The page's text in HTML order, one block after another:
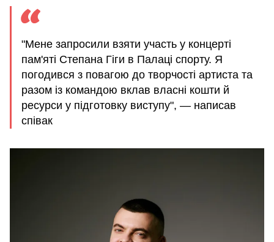
"Мене запросили взяти участь у концерті
пам'яті Степана Гіги в Палаці спорту. Я
погодився з повагою до творчості артиста та
разом із командою вклав власні кошти й
ресурси у підготовку виступу", — написав
співак